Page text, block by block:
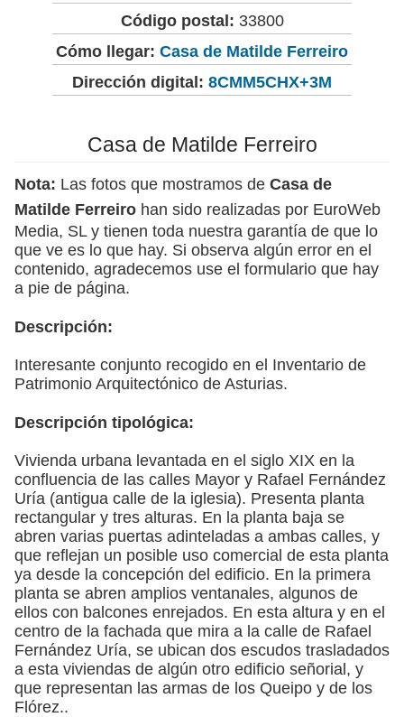
Código postal: 33800
Cómo llegar: Casa de Matilde Ferreiro
Dirección digital: 8CMM5CHX+3M
Casa de Matilde Ferreiro
Nota: Las fotos que mostramos de Casa de
Matilde Ferreiro han sido realizadas por EuroWeb
Media, SL y tienen toda nuestra garantía de que lo
que ve es lo que hay. Si observa algún error en el
contenido, agradecemos use el formulario que hay
a pie de página.
Descripción:
Interesante conjunto recogido en el Inventario de
Patrimonio Arquitectónico de Asturias.
Descripción tipológica:
Vivienda urbana levantada en el siglo XIX en la
confluencia de las calles Mayor y Rafael Fernández
Uría (antigua calle de la iglesia). Presenta planta
rectangular y tres alturas. En la planta baja se
abren varias puertas adinteladas a ambas calles, y
que reflejan un posible uso comercial de esta planta
ya desde la concepción del edificio. En la primera
planta se abren amplios ventanales, algunos de
ellos con balcones enrejados. En esta altura y en el
centro de la fachada que mira a la calle de Rafael
Fernández Uría, se ubican dos escudos trasladados
a esta viviendas de algún otro edificio señorial, y
que representan las armas de los Queipo y de los
Flórez..